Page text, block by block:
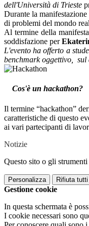
dell'Università di Trieste
Durante la
di problemi del mondo
Al termine della
soddisfazione per
L'evento ha offerto a
benchmark oggettivo, sul
Cos'è un hackathon?
Il termine “hackathon”
caratteristiche di questo
ai vari partecipanti di
Notizie
Questo sito o gli
Personalizza Rifiuta tutti
Gestione cookie
In questa schermata è
I cookie necessari sono